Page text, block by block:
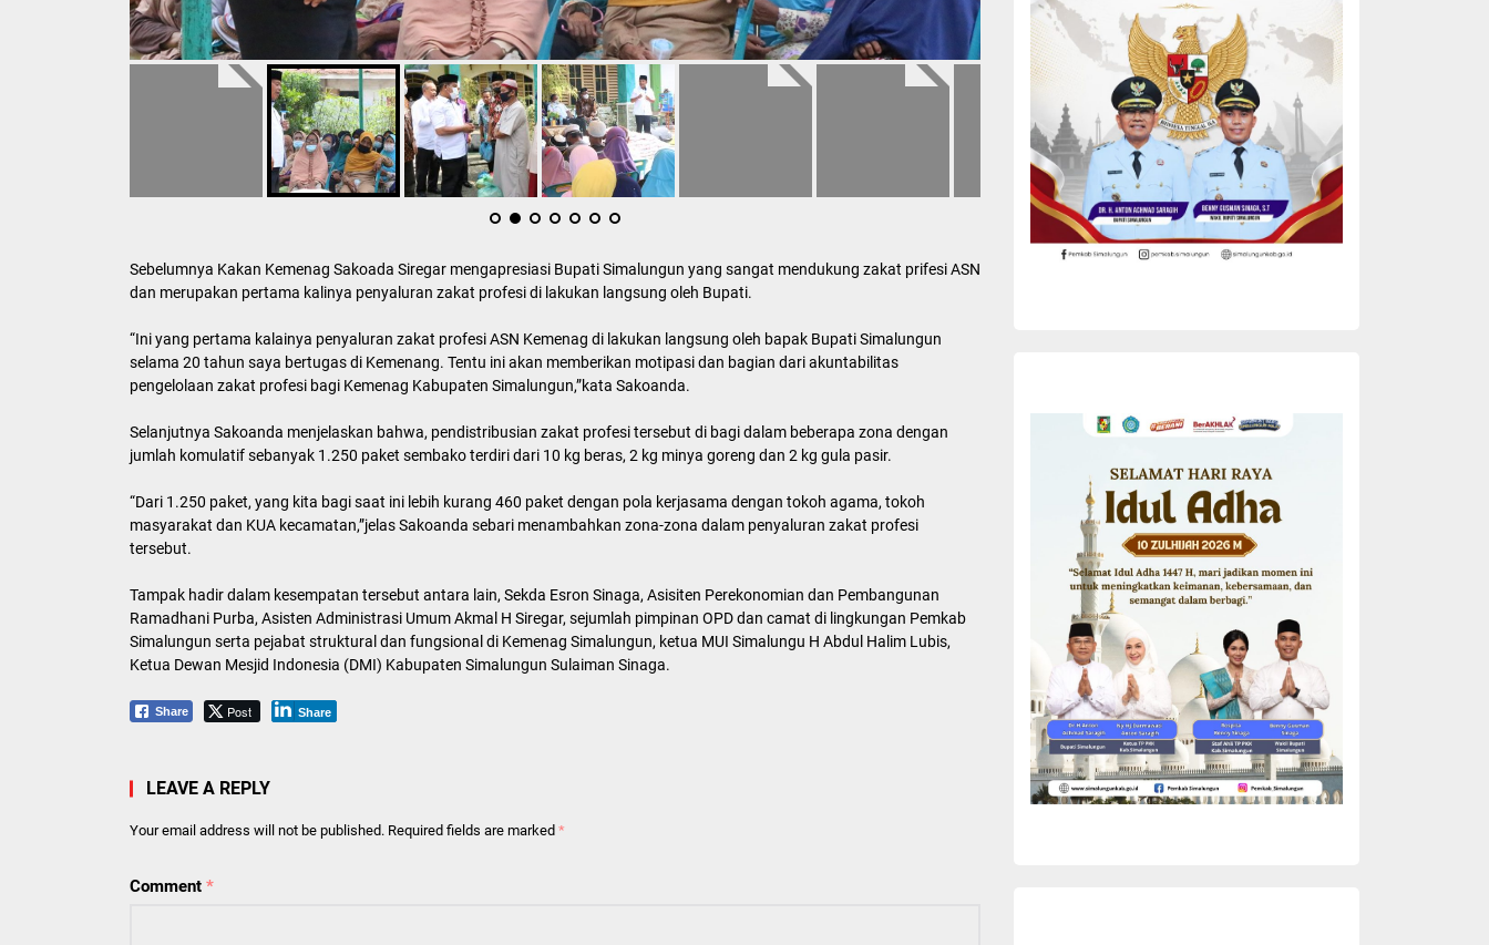
Sebelumnya Kakan Kemenag Sakoada Siregar mengapresiasi Bupati Simalungun yang sangat mendukung zakat prifesi ASN
dan merupakan pertama kalinya penyaluran zakat profesi di lakukan langsung oleh Bupati.
“Ini yang pertama kalainya penyaluran zakat profesi ASN Kemenag di lakukan langsung oleh bapak Bupati Simalungun
selama 20 tahun saya bertugas di Kemenang. Tentu ini akan memberikan motipasi dan bagian dari akuntabilitas
pengelolaan zakat profesi bagi Kemenag Kabupaten Simalungun,”kata Sakoanda.
Selanjutnya Sakoanda menjelaskan bahwa, pendistribusian zakat profesi tersebut di bagi dalam beberapa zona dengan
jumlah komulatif sebanyak 1.250 paket sembako terdiri dari 10 kg beras, 2 kg minya goreng dan 2 kg gula pasir.
“Dari 1.250 paket, yang kita bagi saat ini lebih kurang 460 paket dengan pola kerjasama dengan tokoh agama, tokoh
masyarakat dan KUA kecamatan,”jelas Sakoanda sebari menambahkan zona-zona dalam penyaluran zakat profesi
tersebut.
Tampak hadir dalam kesempatan tersebut antara lain, Sekda Esron Sinaga, Asisiten Perekonomian dan Pembangunan
Ramadhani Purba, Asisten Administrasi Umum Akmal H Siregar, sejumlah pimpinan OPD dan camat di lingkungan Pemkab
Simalungun serta pejabat struktural dan fungsional di Kemenag Simalungun, ketua MUI Simalungu H Abdul Halim Lubis,
Ketua Dewan Mesjid Indonesia (DMI) Kabupaten Simalungun Sulaiman Sinaga.
Share Post Share
LEAVE A REPLY
Your email address will not be published. Required fields are marked *
Comment *